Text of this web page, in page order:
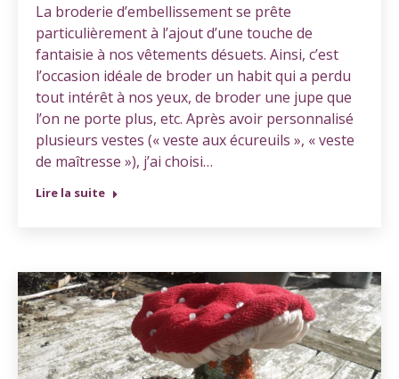
La broderie d’embellissement se prête
particulièrement à l’ajout d’une touche de
fantaisie à nos vêtements désuets. Ainsi, c’est
l’occasion idéale de broder un habit qui a perdu
tout intérêt à nos yeux, de broder une jupe que
l’on ne porte plus, etc. Après avoir personnalisé
plusieurs vestes (« veste aux écureuils », « veste
de maîtresse »), j’ai choisi…
Lire la suite